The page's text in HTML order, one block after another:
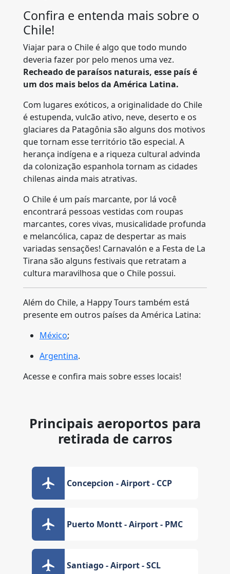
Confira e entenda mais sobre o
Chile!
Viajar para o Chile é algo que todo mundo
deveria fazer por pelo menos uma vez.
Recheado de paraísos naturais, esse país é
um dos mais belos da América Latina.
Com lugares exóticos, a originalidade do Chile
é estupenda, vulcão ativo, neve, deserto e os
glaciares da Patagônia são alguns dos motivos
que tornam esse território tão especial. A
herança indígena e a riqueza cultural advinda
da colonização espanhola tornam as cidades
chilenas ainda mais atrativas.
O Chile é um país marcante, por lá você
encontrará pessoas vestidas com roupas
marcantes, cores vivas, musicalidade profunda
e melancólica, capaz de despertar as mais
variadas sensações! Carnavalón e a Festa de La
Tirana são alguns festivais que retratam a
cultura maravilhosa que o Chile possui.
Além do Chile, a Happy Tours também está
presente em outros países da América Latina:
México;
Argentina.
Acesse e confira mais sobre esses locais!
Principais aeroportos para
retirada de carros
Concepcion - Airport - CCP
Puerto Montt - Airport - PMC
Santiago - Airport - SCL